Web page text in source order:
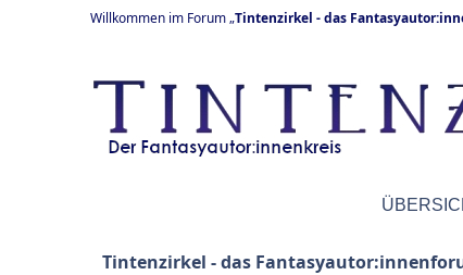
Willkommen im Forum „Tintenzirkel - das
Tintenzirkel - das